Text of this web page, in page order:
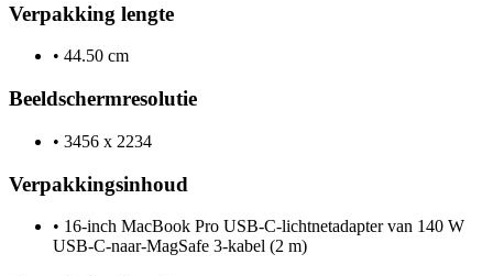
Verpakking lengte
• 44.50 cm
Beeldschermresolutie
• 3456 x 2234
Verpakkingsinhoud
• 16‑inch MacBook Pro USB‑C-lichtnet­adapter van 140 W
USB‑C-naar-MagSafe 3-kabel (2 m)